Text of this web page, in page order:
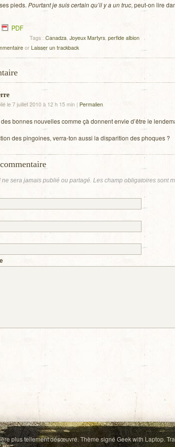
pieds. Pour­tant je suis cer­tain qu’il y a un truc, peut-on lire
PDF
Tags :Canadza, Joyeux Martyrs, perfide albion
or Laisser un trackback
le 7 juillet 2010 à 12 h 15 min | Permalien
bonnes nou­velles comme çà donnent envie d’être le
des pin­goines, verra-ton aussi la dis­pa­ri­tion des phoques ?
ne sera jamaispublié ou partagé. Les champ obligatoires sont
plus tellement désœuvré. Thème signéGeek with Laptop.